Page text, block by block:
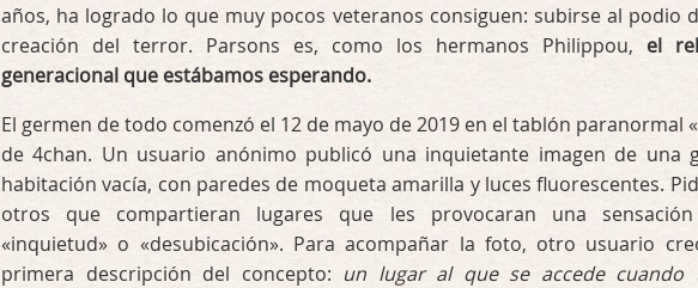
años, ha logrado lo que muy pocos veteranos consiguen: subirse al podio
creación del terror. Parsons es, como los hermanos Philippou, el
generacional que estábamos esperando.
El germen de todo comenzó el 12 de mayo de 2019 en el tablón paranormal
de 4chan. Un usuario anónimo publicó una inquietante imagen de una
habitación vacía, con paredes de moqueta amarilla y luces fluorescentes.
otros que compartieran lugares que les provocaran una
«inquietud» o «desubicación». Para acompañar la foto, otro usuario
primera descripción del concepto: un lugar al que se accede cuando